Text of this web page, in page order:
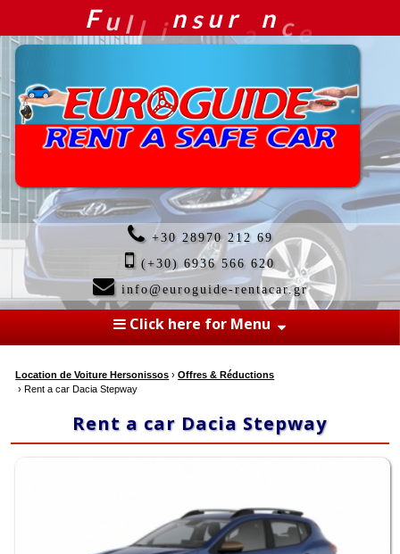
+30 28970 212 69
(+30) 6936 566 620
info@euroguide-rentacar.gr
Click here for Menu
Location de Voiture Hersonissos ›Offres & Réductions
›Rent a car Dacia Stepway
Rent a car Dacia Stepway